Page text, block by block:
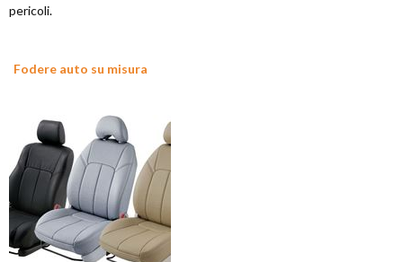
pericoli.
Fodere auto su misura